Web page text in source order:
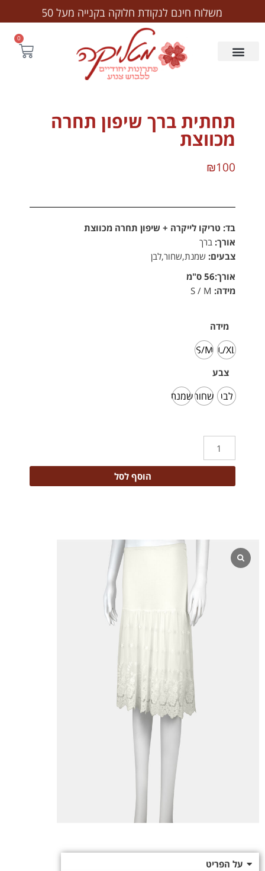
משלוח חינם לנקודת חלוקה בקנייה מעל ₪250
0
תחתית ברך שיפון תחרה
מכווצת
₪100
בד: טריקו לייקרה + שיפון תחרה מכווצת
אורך: ברך
צבעים: שמנת,שחור,לבן
אורך:56 ס"מ
מידה:
מידה
L/XL
S/M
צבע
לבן שחורשמנת
הוסף לסל
על הפריט